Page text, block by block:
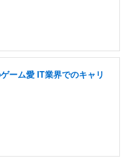
ーム愛 IT業界でのキャリ